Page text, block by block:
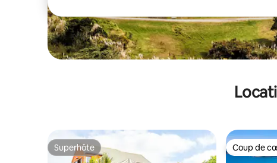
Superhôte
Superhôte Coup de
Coup de